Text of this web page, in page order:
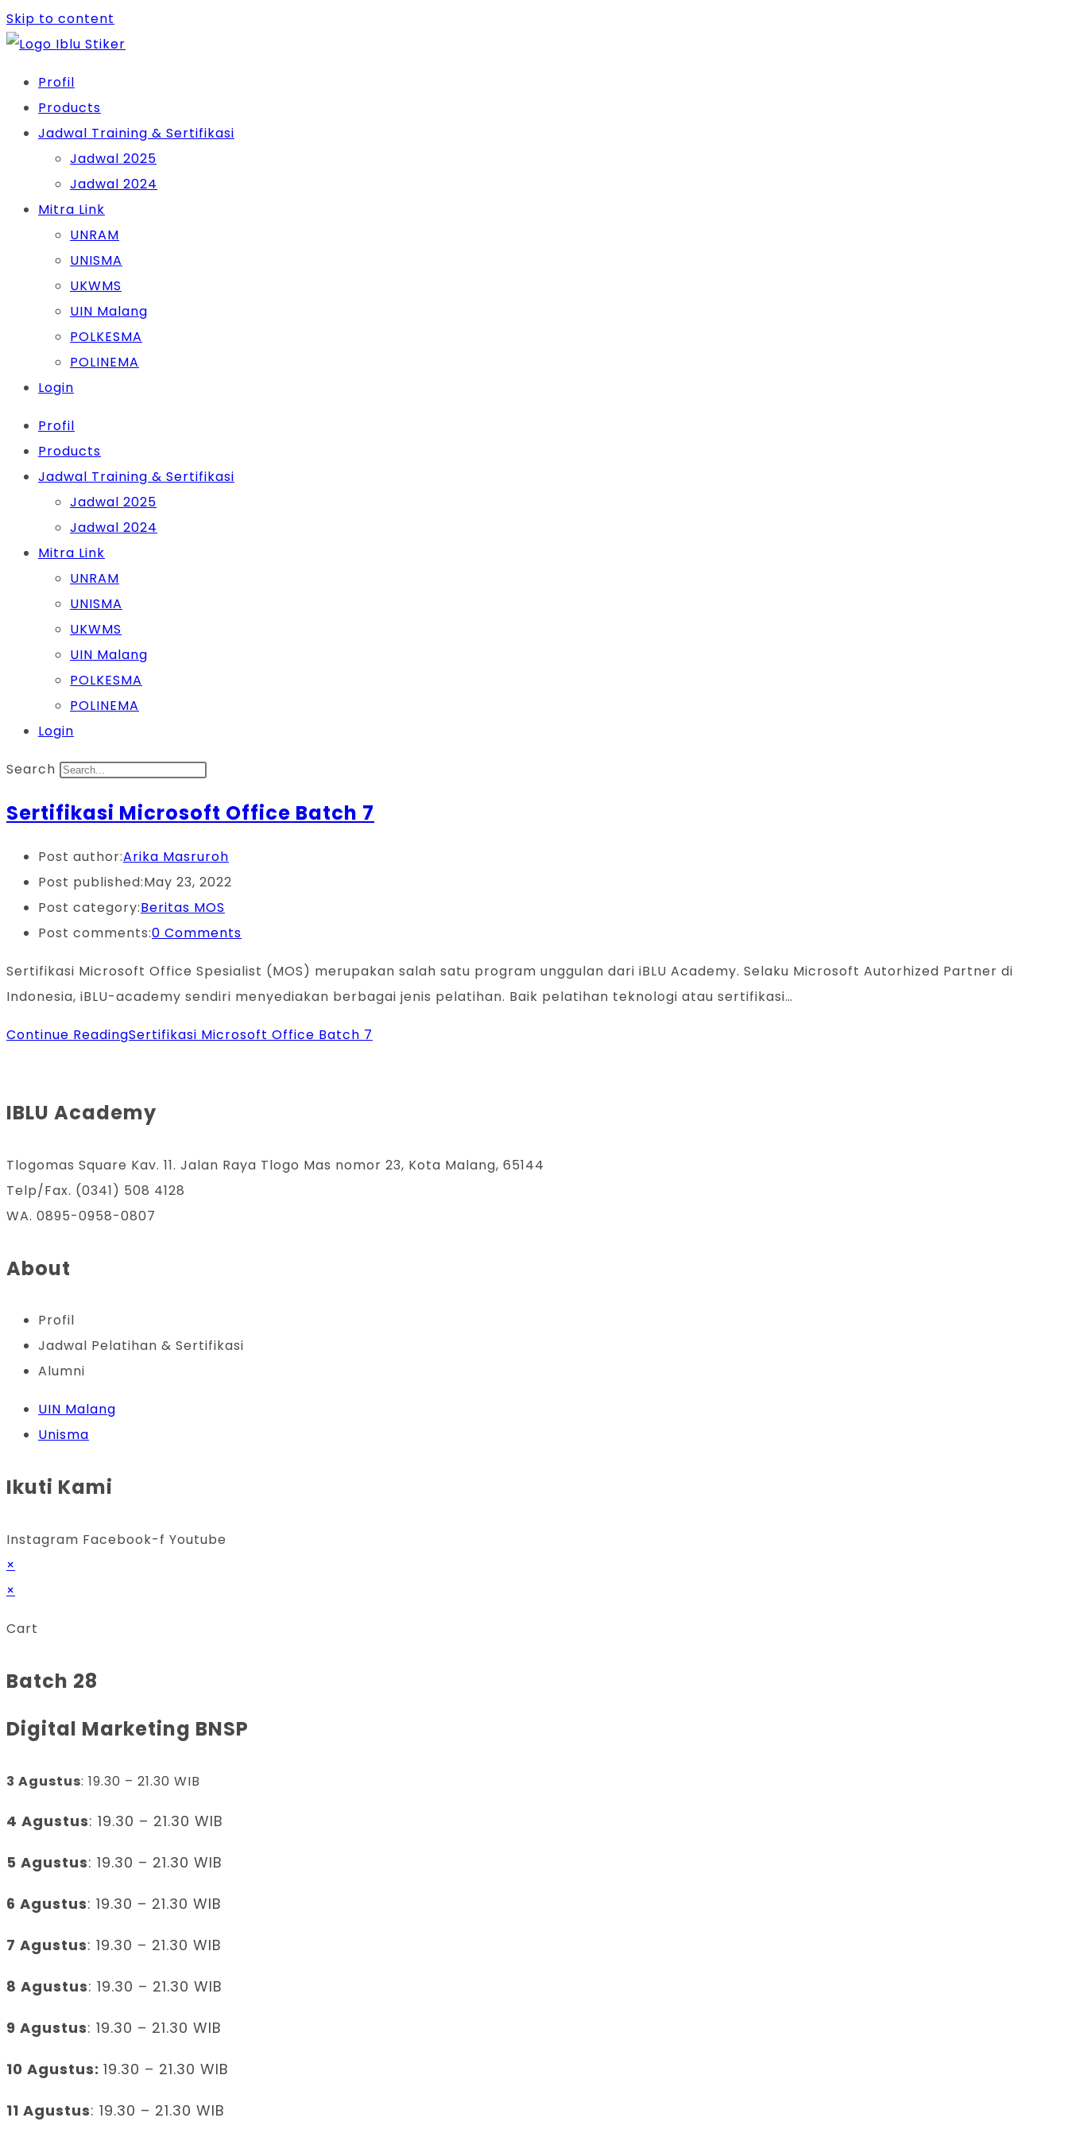
Skip to content
Profil
Products
Jadwal Training & Sertifikasi
Jadwal 2025
Jadwal 2024
Mitra Link
UNRAM
UNISMA
UKWMS
UIN Malang
POLKESMA
POLINEMA
Login
Profil
Products
Jadwal Training & Sertifikasi
Jadwal 2025
Jadwal 2024
Mitra Link
UNRAM
UNISMA
UKWMS
UIN Malang
POLKESMA
POLINEMA
Login
Search
Sertifikasi Microsoft Office Batch 7
Post author:Arika Masruroh
Post published:May 23, 2022
Post category:Beritas MOS
Post comments:0 Comments
Sertifikasi Microsoft Office Spesialist (MOS) merupakan salah satu program unggulan dari iBLU Academy. Selaku Microsoft Autorhized Partner di
Indonesia, iBLU-academy sendiri menyediakan berbagai jenis pelatihan. Baik pelatihan teknologi atau sertifikasi…
Continue ReadingSertifikasi Microsoft Office Batch 7
IBLU Academy
Tlogomas Square Kav. 11. Jalan Raya Tlogo Mas nomor 23, Kota Malang, 65144
Telp/Fax. (0341) 508 4128
WA. 0895-0958-0807
About
Profil
Jadwal Pelatihan & Sertifikasi
Alumni
UIN Malang
Unisma
Ikuti Kami
Instagram Facebook-f Youtube
×
×
Cart
Batch 28
Digital Marketing BNSP
3 Agustus: 19.30 – 21.30 WIB
4 Agustus: 19.30 – 21.30 WIB
5 Agustus: 19.30 – 21.30 WIB
6 Agustus: 19.30 – 21.30 WIB
7 Agustus: 19.30 – 21.30 WIB
8 Agustus: 19.30 – 21.30 WIB
9 Agustus: 19.30 – 21.30 WIB
10 Agustus: 19.30 – 21.30 WIB
11 Agustus: 19.30 – 21.30 WIB